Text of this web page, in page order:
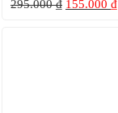
295.000₫ 155.000 ₫